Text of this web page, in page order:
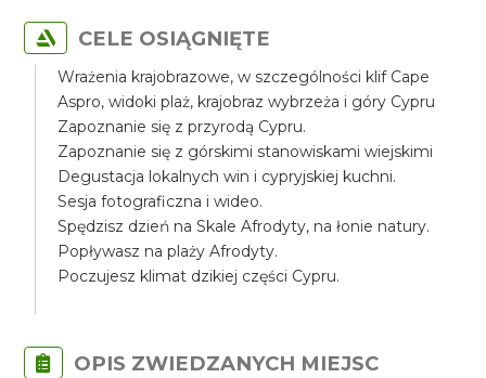
CELE OSIĄGNIĘTE
Wrażenia krajobrazowe, w szczególności klif Cape
Aspro, widoki plaż, krajobraz wybrzeża i góry Cypru
Zapoznanie się z przyrodą Cypru.
Zapoznanie się z górskimi stanowiskami wiejskimi
Degustacja lokalnych win i cypryjskiej kuchni.
Sesja fotograficzna i wideo.
Spędzisz dzień na Skale Afrodyty, na łonie natury.
Popływasz na plaży Afrodyty.
Poczujesz klimat dzikiej części Cypru.
OPIS ZWIEDZANYCH MIEJSC